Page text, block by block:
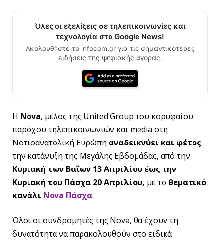
Όλες οι εξελίξεις σε τηλεπικοινωνίες και
τεχνολογία στο Google News!
Ακολουθήστε το Infocom.gr για τις σημαντικότερες
ειδήσεις της ψηφιακής αγοράς.
H Nova, μέλος της United Group του κορυφαίου
παρόχου τηλεπικοινωνιών και media στη
Νοτιοανατολική Ευρώπη αναδεικνύει και φέτος
την κατάνυξη της Μεγάλης Εβδομάδας, από την
Κυριακή των Βαΐων 13 Απριλίου έως την
Κυριακή του Πάσχα 20 Απριλίου, με το θεματικό
κανάλι Nova Πάσχα.
Όλοι οι συνδρομητές της Nova, θα έχουν τη
δυνατότητα να παρακολουθούν στο ειδικά